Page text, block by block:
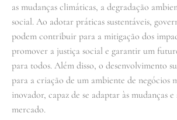
as mudanças climáticas, a degradação
social. Ao adotar práticas sustentáveis,
podem contribuir para a mitigação dos
promover a justiça social e garantir um
para todos. Além disso, o desenvolvimento
para a criação de um ambiente de negócios
inovador, capaz de se adaptar às mudanças e
mercado.